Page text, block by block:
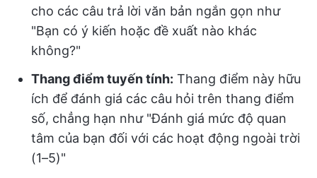
cho các câu trả lời văn bản ngắn gọn như
"Bạn có ý kiến hoặc đề xuất nào khác
không?"
Thang điểm tuyến tính: Thang điểm này hữu
ích để đánh giá các câu hỏi trên thang điểm
số, chẳng hạn như "Đánh giá mức độ quan
tâm của bạn đối với các hoạt động ngoài trời
(1–5)"